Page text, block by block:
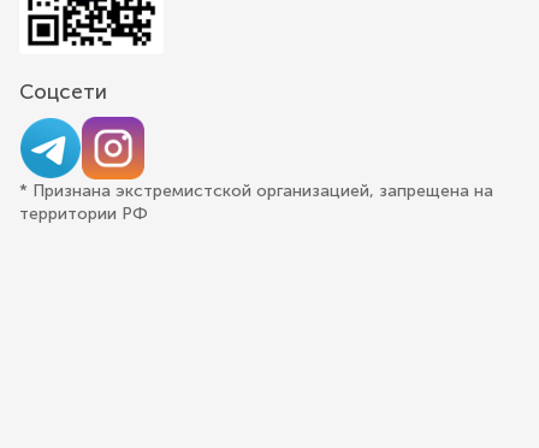
Соцсети
* Признана экстремистской организацией, запрещена на
территории РФ